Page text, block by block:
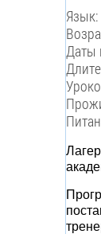
Язык:
Даты